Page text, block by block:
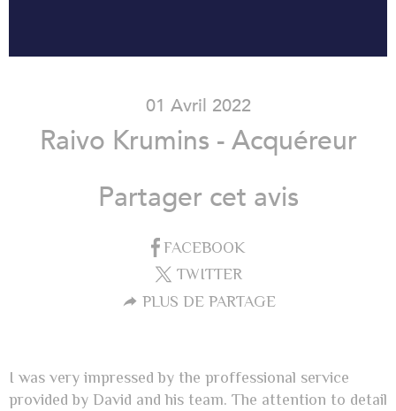
01 Avril 2022
Raivo Krumins - Acquéreur
Partager cet avis
FACEBOOK
TWITTER
PLUS DE PARTAGE
I was very impressed by the proffessional service
provided by David and his team. The attention to detail